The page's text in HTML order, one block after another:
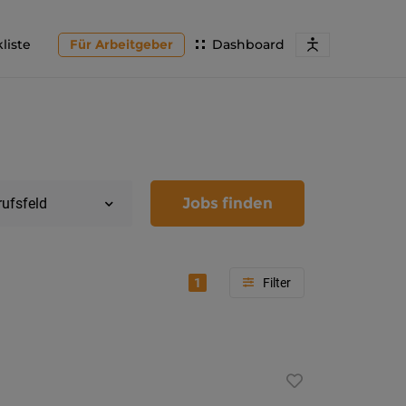
Dashboard
Für Arbeitgeber
Jobs finden
1